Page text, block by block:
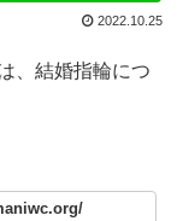
2022.10.25
、結婚指輪につ